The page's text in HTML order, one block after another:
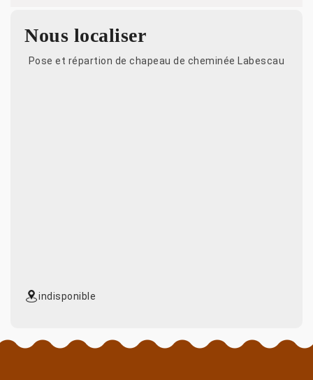
Nous localiser
Pose et répartion de chapeau de cheminée Labescau
indisponible